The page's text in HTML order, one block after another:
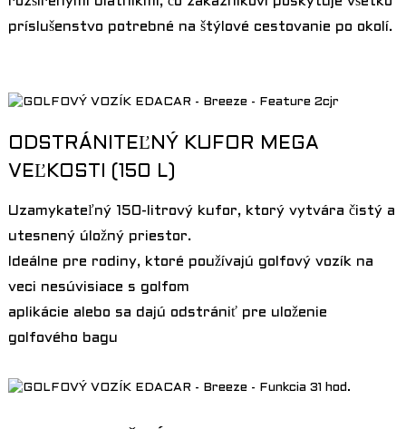
príslušenstvo potrebné na štýlové cestovanie po okolí.
ODSTRÁNITEĽNÝ KUFOR MEGA
VEĽKOSTI (150 L)
Uzamykateľný 150-litrový kufor, ktorý vytvára čistý a
utesnený úložný priestor.
Ideálne pre rodiny, ktoré používajú golfový vozík na
veci nesúvisiace s golfom
aplikácie alebo sa dajú odstrániť pre uloženie
golfového bagu